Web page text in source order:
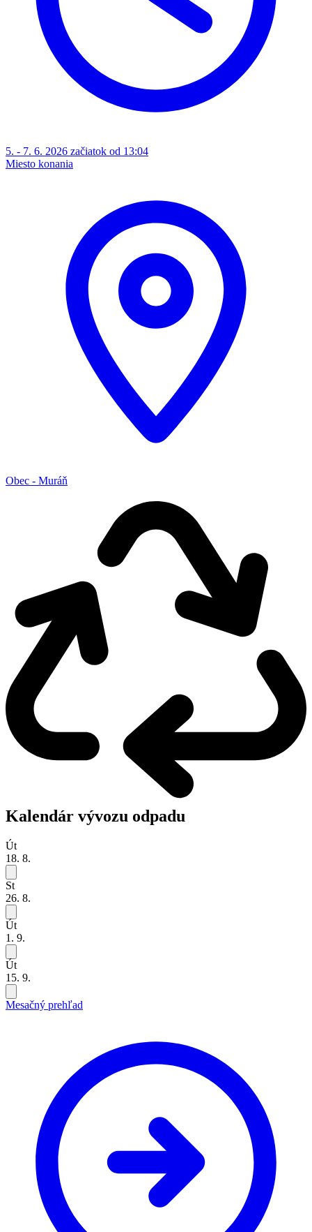
5. - 7. 6. 2026 začiatok od 13:04
Miesto konania
Obec - Muráň
Kalendár vývozu odpadu
Út
18. 8.
St
26. 8.
Út
1. 9.
Út
15. 9.
Mesačný prehľad